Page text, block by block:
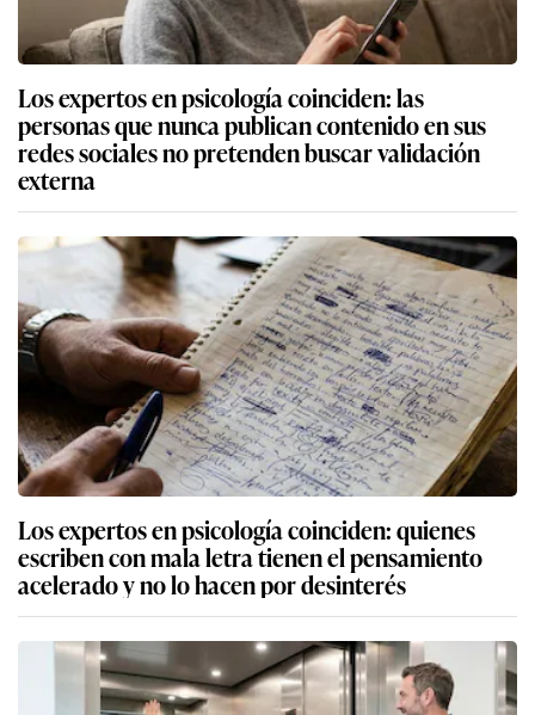
Los expertos en psicología coinciden: las
personas que nunca publican contenido en sus
redes sociales no pretenden buscar validación
externa
Los expertos en psicología coinciden: quienes
escriben con mala letra tienen el pensamiento
acelerado y no lo hacen por desinterés